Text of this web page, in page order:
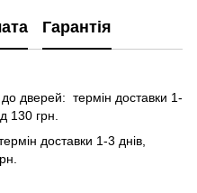
Гарантія
дверей: термін доставки 1-
130 грн.
доставки 1-3 днів,